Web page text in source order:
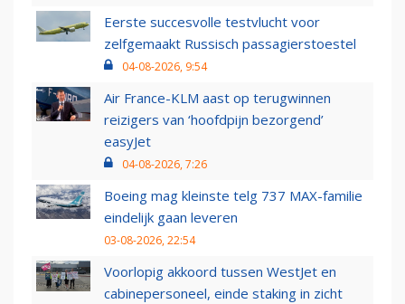
Eerste succesvolle testvlucht voor
zelfgemaakt Russisch passagierstoestel
04-08-2026, 9:54
Air France-KLM aast op terugwinnen
reizigers van ‘hoofdpijn bezorgend’
easyJet
04-08-2026, 7:26
Boeing mag kleinste telg 737 MAX-familie
eindelijk gaan leveren
03-08-2026, 22:54
Voorlopig akkoord tussen WestJet en
cabinepersoneel, einde staking in zicht